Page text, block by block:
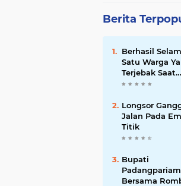
Berita
Berhasil
Satu Warga
Terjebak Saat
Kebakaran
Longsor
Jalan Pada
Titik
Bupati
Bersama